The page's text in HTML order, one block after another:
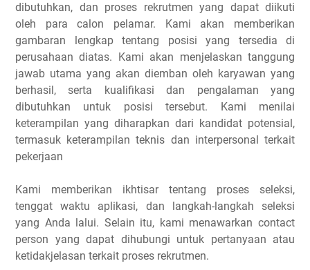
dibutuhkan, dan proses rekrutmen yang dapat diikuti
oleh para calon pelamar. Kami akan memberikan
gambaran lengkap tentang posisi yang tersedia di
perusahaan diatas. Kami akan menjelaskan tanggung
jawab utama yang akan diemban oleh karyawan yang
berhasil, serta kualifikasi dan pengalaman yang
dibutuhkan untuk posisi tersebut. Kami menilai
keterampilan yang diharapkan dari kandidat potensial,
termasuk keterampilan teknis dan interpersonal terkait
pekerjaan
Kami memberikan ikhtisar tentang proses seleksi,
tenggat waktu aplikasi, dan langkah-langkah seleksi
yang Anda lalui. Selain itu, kami menawarkan contact
person yang dapat dihubungi untuk pertanyaan atau
ketidakjelasan terkait proses rekrutmen.